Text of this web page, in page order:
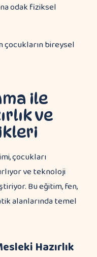
odak fiziksel
çocukların bireysel
ile
ve
çocukları
ve teknoloji
Bu eğitim, fen,
alanlarında temel
Hazırlık